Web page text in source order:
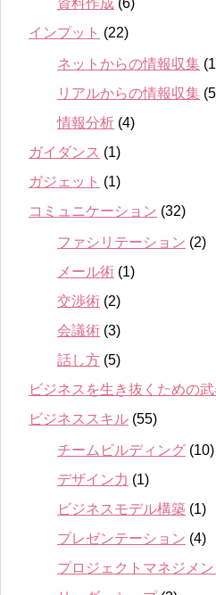
資料作成 (6)
インプット (22)
ネットからの情報収集
リアルからの情報収集
情報分析 (4)
ガイダンス (1)
ガジェット (1)
コミュニケーション (32)
ファシリテーション (2)
メール術 (1)
交渉術 (2)
会議術 (3)
話し方 (5)
ビジネスを生き抜くための
ビジネススキル (55)
チームビルディング (10)
デザイン力 (1)
ビジネスモデル構築 (1)
プレゼンテーション (4)
プロジェクトマネジメン